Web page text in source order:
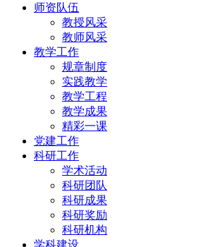
师资队伍
教授风采
教师风采
教学工作
规章制度
实践教学
教学工程
教学成果
精彩一课
党建工作
科研工作
学术活动
科研团队
科研成果
科研奖励
科研机构
学科建设